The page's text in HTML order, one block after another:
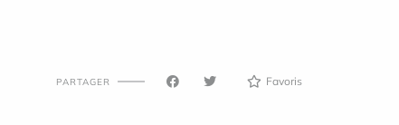
PARTAGER Favoris